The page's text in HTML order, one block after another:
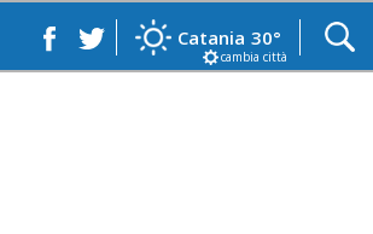
Catania 30°
cambia città